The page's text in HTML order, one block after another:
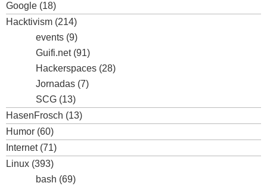
Google (18)
Hacktivism (214)
events (9)
Guifi.net(91)
Hackerspaces (28)
Jornadas (7)
SCG (13)
HasenFrosch (13)
Humor (60)
Internet(71)
Linux (393)
bash (69)